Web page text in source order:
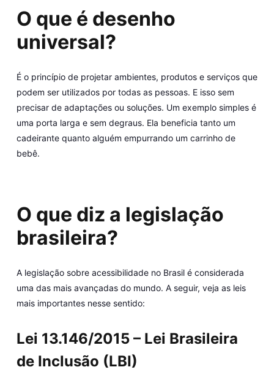
O que é desenho
universal?
É o princípio de projetar ambientes, produtos e serviços que
podem ser utilizados por todas as pessoas. E isso sem
precisar de adaptações ou soluções. Um exemplo simples é
uma porta larga e sem degraus. Ela beneficia tanto um
cadeirante quanto alguém empurrando um carrinho de
bebê.
O que diz a legislação
brasileira?
A legislação sobre acessibilidade no Brasil é considerada
uma das mais avançadas do mundo. A seguir, veja as leis
mais importantes nesse sentido:
Lei 13.146/2015 – Lei Brasileira
de Inclusão (LBI)